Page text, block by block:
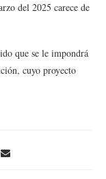
del 2025 carece de
que se le impondrá
cuyo proyecto